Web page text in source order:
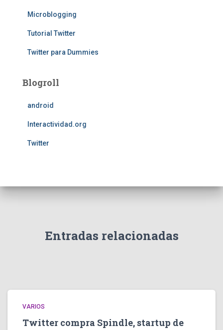
Microblogging
Tutorial Twitter
Twitter para Dummies
Blogroll
android
Interactividad.org
Twitter
Entradas relacionadas
VARIOS
Twitter compra Spindle, startup de